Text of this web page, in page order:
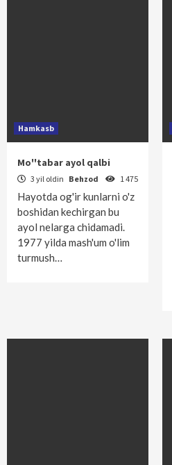
Hamkasb
Mo''tabar ayol qalbi
3 yil oldin Behzod 1 475
Hayotda og'ir kunlarni o'z
boshidan kechirgan bu
ayol nelarga chidamadi.
1977 yilda mash'um o'lim
turmush…